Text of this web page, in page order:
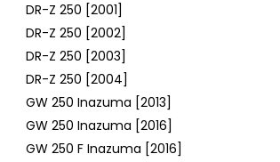
DR-Z 250 [2001]
DR-Z 250 [2002]
DR-Z 250 [2003]
DR-Z 250 [2004]
GW 250 Inazuma [2013]
GW 250 Inazuma [2016]
GW 250 F Inazuma [2016]